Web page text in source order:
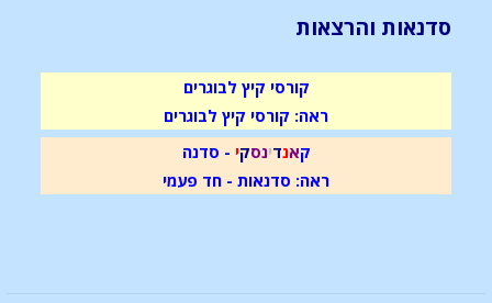
סדנאות והרצאות
קורסי קיץ לבוגרים
ראה: קורסי קיץ לבוגרים
קאנדינסקי - סדנה
ראה: סדנאות - חד פעמי